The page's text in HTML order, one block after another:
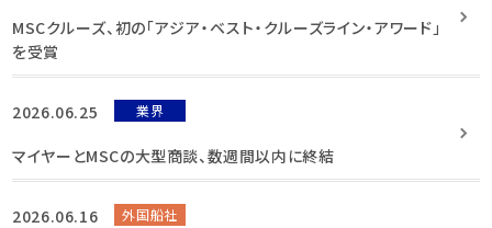
MSCクルーズ、初の「アジア・ベスト・クルーズライン・アワード」
を受賞
2026.06.25 業界
マイヤーとMSCの大型商談、数週間以内に終結
2026.06.16 外国船社